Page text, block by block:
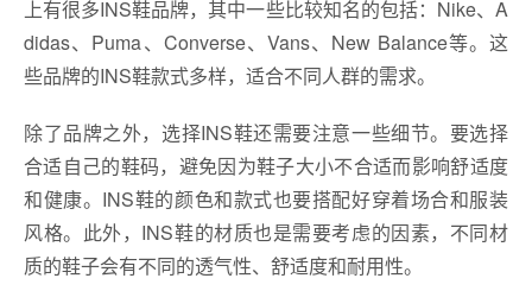
上有很多INS鞋品牌，其中一些比较知名的包括：Nike、A
didas、Puma、Converse、Vans、New Balance等。这
些品牌的INS鞋款式多样，适合不同人群的需求。
除了品牌之外，选择INS鞋还需要注意一些细节。要选择
合适自己的鞋码，避免因为鞋子大小不合适而影响舒适度
和健康。INS鞋的颜色和款式也要搭配好穿着场合和服装
风格。此外，INS鞋的材质也是需要考虑的因素，不同材
质的鞋子会有不同的透气性、舒适度和耐用性。